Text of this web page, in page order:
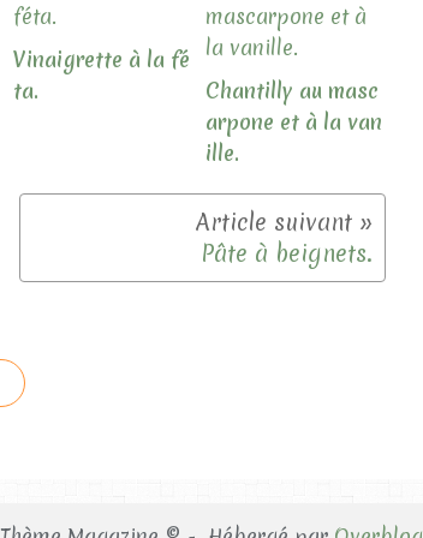
Vinaigrette à la fé
ta.
Chantilly au masc
arpone et à la van
ille.
Pâte à beignets.